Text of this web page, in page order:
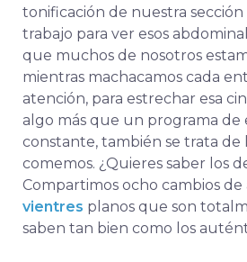
tonificación de nuestra sección
trabajo para ver esos
que muchos de nosotros
mientras machacamos cada
atención, para estrechar esa
algo más que un programa
constante, también se trata de
comemos. ¿Quieres saber los
Compartimos ocho cambios
vientres planos que son
saben tan bien como los